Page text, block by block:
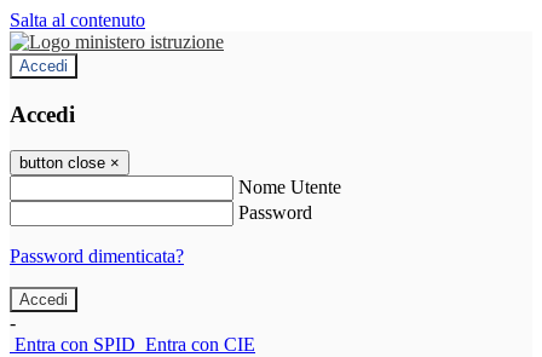
Salta al contenuto
Accedi
Accedi
button close ×
Nome Utente
Password
Password dimenticata?
-
Entra con SPID Entra con CIE